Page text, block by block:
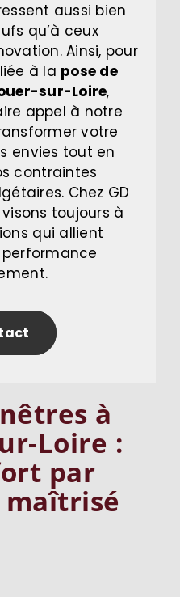
aussi bien
qu’à ceux
Ainsi, pour
à la pose de
sur-Loire,
appel à notre
votre
envies tout en
contraintes
Chez GD
visons toujours à
qui allient
à
Loire :
par
maîtrisé